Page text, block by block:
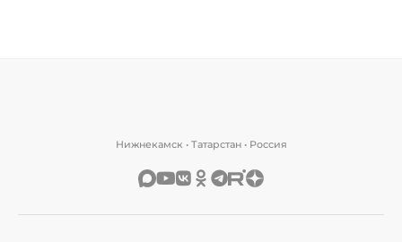
Нижнекамск • Татарстан • Россия